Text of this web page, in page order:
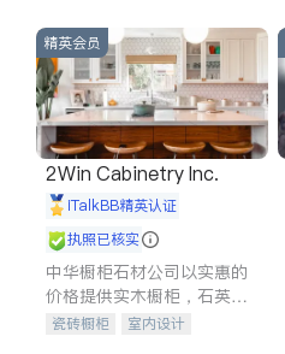
精英会员
2Win Cabinetry Inc.
iTalkBB精英认证
执照已核实
中华橱柜石材公司以实惠的
价格提供实木橱柜，石英石
台面，多种优质不锈钢水
瓷砖橱柜
室内设计